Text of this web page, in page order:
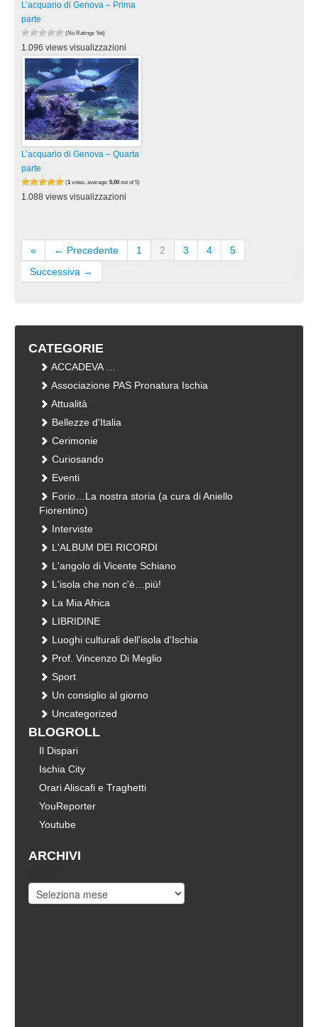
L’acquario di Genova – Prima
parte
(No Ratings Yet)
1.096 views visualizzazioni
L’acquario di Genova – Quarta
parte
(1 votes, average: 5,00 out of 5)
1.088 views visualizzazioni
« ← Precedente 1 2 3 4
5
Successiva →
CATEGORIE
ACCADEVA …
Associazione PAS Pronatura Ischia
Attualità
Bellezze d'Italia
Cerimonie
Curiosando
Eventi
Forio…La nostra storia (a cura di Aniello
Fiorentino)
Interviste
L'ALBUM DEI RICORDI
L'angolo di Vicente Schiano
L'isola che non c'è…più!
La Mia Africa
LIBRIDINE
Luoghi culturali dell'isola d'Ischia
Prof. Vincenzo Di Meglio
Sport
Un consiglio al giorno
Uncategorized
BLOGROLL
Il Dispari
Ischia City
Orari Aliscafi e Traghetti
YouReporter
Youtube
ARCHIVI